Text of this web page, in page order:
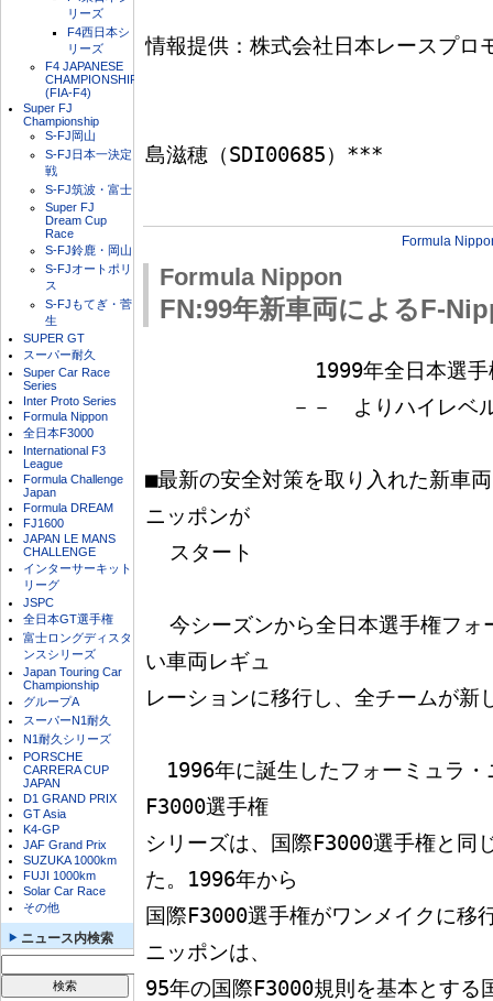
リーズ
F4西日本シ
リーズ
F4 JAPANESE
CHAMPIONSHIP
(FIA-F4)
Super FJ
Championship
S-FJ岡山
S-FJ日本一決定
戦
S-FJ筑波・富士
Super FJ
Dream Cup
Race
S-FJ鈴鹿・岡山
S-FJオートポリ
ス
S-FJもてぎ・菅
生
SUPER GT
スーパー耐久
Super Car Race
Series
Inter Proto Series
Formula Nippon
全日本F3000
International F3
League
Formula Challenge
Japan
Formula DREAM
FJ1600
JAPAN LE MANS
CHALLENGE
インターサーキット
リーグ
JSPC
全日本GT選手権
富士ロングディスタ
ンスシリーズ
Japan Touring Car
Championship
グループA
スーパーN1耐久
N1耐久シリーズ
PORSCHE
CARRERA CUP
JAPAN
D1 GRAND PRIX
GT Asia
K4-GP
JAF Grand Prix
SUZUKA 1000km
FUJI 1000km
Solar Car Race
その他
ニュース内検索
情報提供：株式会社日本レースプロ
島滋穂（SDI00685）***
Formula
Formula Nippon
FN:99年新車両によるF-
■最新の安全対策を取り入れた新車
ニッポンが
い車両レギュ
レーションに移行し、全チームが新
1996年に誕生したフォーミュラ・
F3000選手権
シリーズは、国際F3000選手権と同
た。1996年から
国際F3000選手権がワンメイクに移
ニッポンは、
95年の国際F3000規則を基本とする